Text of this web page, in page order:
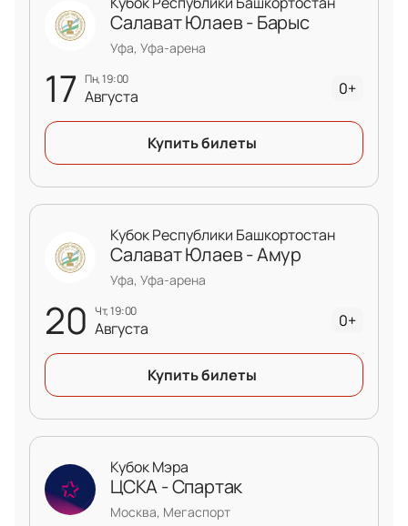
17 пн, 19:00
Августа
Салават Юлаев - Барыс
Уфа, Уфа-арена
0+
Купить билеты
20 чт, 19:00
Августа
Кубок Республики Башкортостан
Салават Юлаев - Амур
Уфа, Уфа-арена
0+
Купить билеты
Кубок Мэра
ЦСКА - Спартак
Москва, Мегаспорт